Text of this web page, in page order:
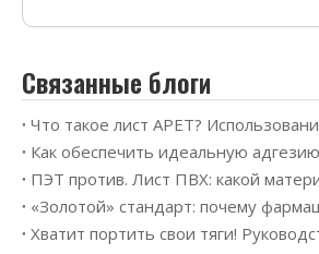
Связанные блоги